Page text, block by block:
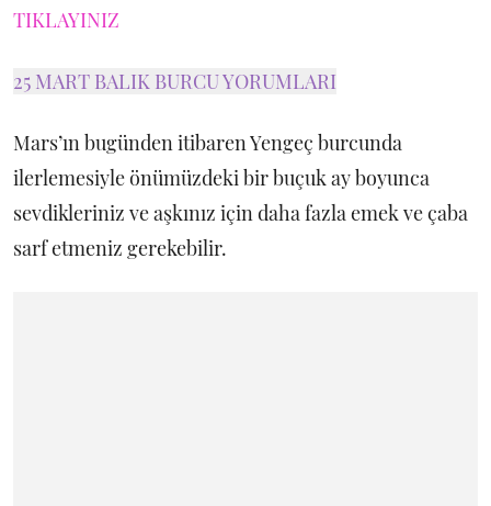
TIKLAYINIZ
25 MART BALIK BURCU YORUMLARI
Mars’ın bugünden itibaren Yengeç burcunda
ilerlemesiyle önümüzdeki bir buçuk ay boyunca
sevdikleriniz ve aşkınız için daha fazla emek ve çaba
sarf etmeniz gerekebilir.